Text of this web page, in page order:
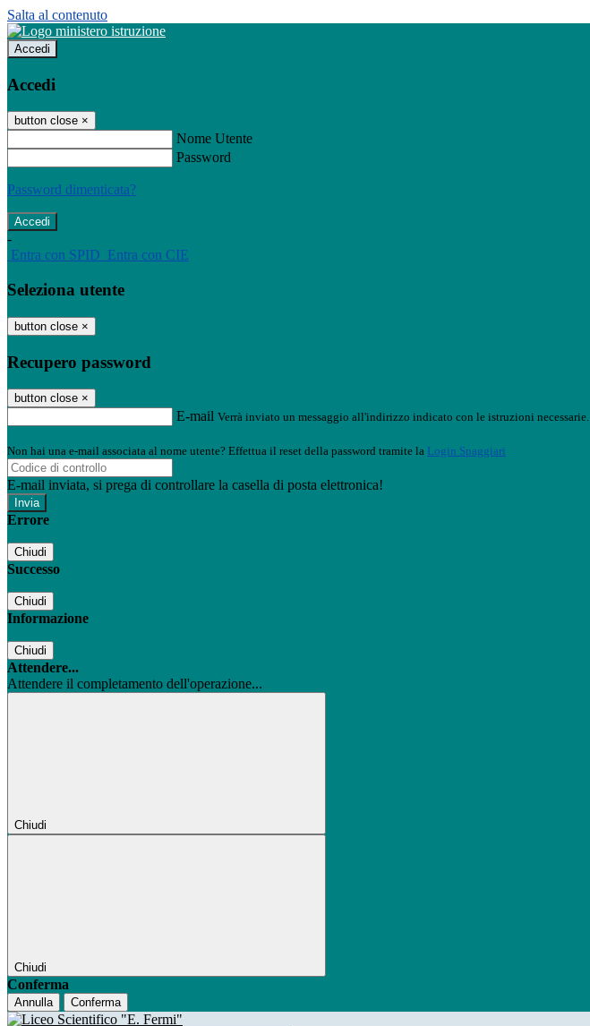
Salta al contenuto
Accedi
Accedi
button close ×
Nome Utente
Password
Password dimenticata?
-
Entra con SPID Entra con CIE
Seleziona utente
button close ×
Recupero password
button close ×
E-mail Verrà inviato un messaggio all'indirizzo indicato con le istruzioni necessarie.
Non hai una e-mail associata al nome utente? Effettua il reset della password tramite la Login Spaggiari
E-mail inviata, si prega di controllare la casella di posta elettronica!
Errore
Chiudi
Successo
Chiudi
Informazione
Chiudi
Attendere...
Attendere il completamento dell'operazione...
Chiudi
Chiudi
Conferma
Annulla Conferma